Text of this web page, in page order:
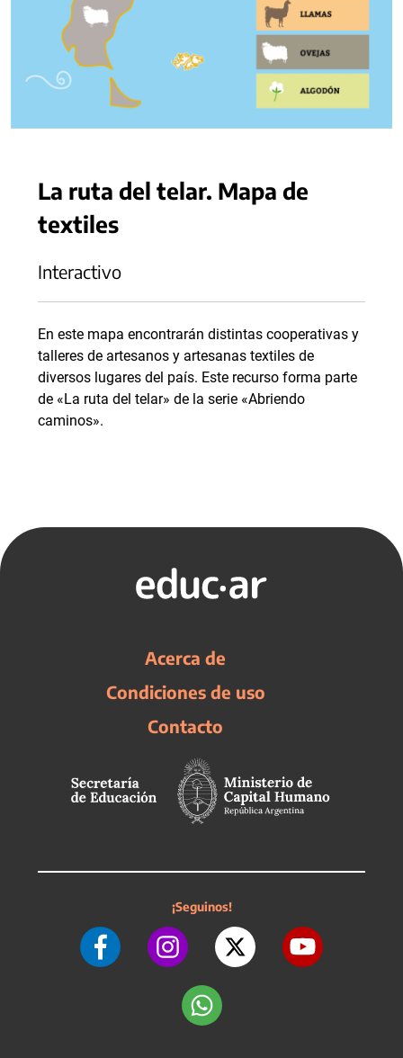
La ruta del telar. Mapa de
textiles
Interactivo
En este mapa encontrarán distintas cooperativas y
talleres de artesanos y artesanas textiles de
diversos lugares del país. Este recurso forma parte
de «La ruta del telar» de la serie «Abriendo
caminos».
Acerca de
Condiciones de uso
Contacto
¡Seguinos!